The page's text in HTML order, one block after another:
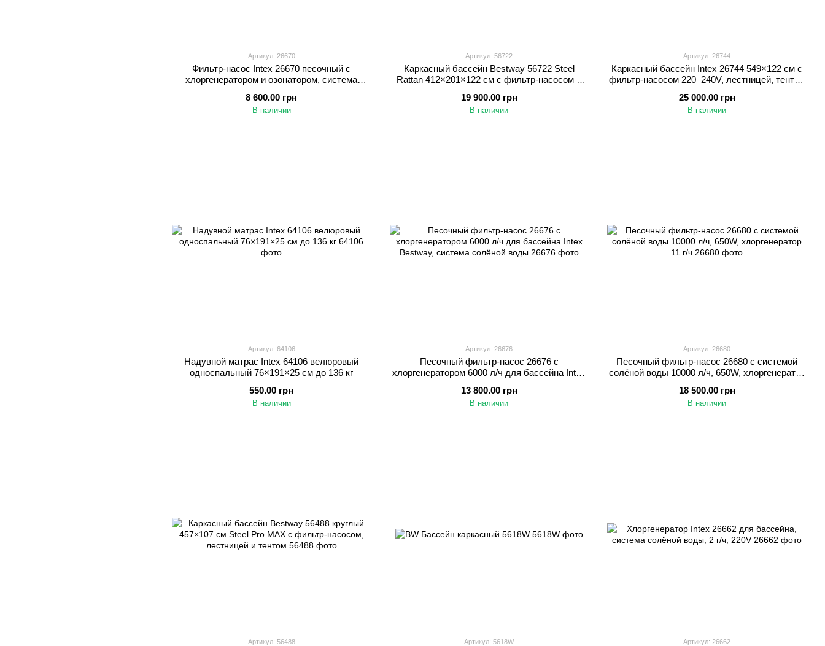
Артикул: 26670
Фильтр-насос Intex 26670 песочный с
хлоргенератором и озонатором, система
8 600.00 грн
В наличии
Артикул: 56722
Каркасный бассейн Bestway 56722 Steel
Rattan 412×201×122 см с фильтр-насосом и
19 900.00 грн
В наличии
Артикул: 26744
Каркасный бассейн Intex 26744 549×122 см с
фильтр-насосом 220–240V, лестницей, тентом
25 000.00 грн
В наличии
Артикул: 64106
Надувной матрас Intex 64106 велюровый
односпальный 76×191×25 см до 136 кг
550.00 грн
В наличии
Артикул: 26676
Песочный фильтр-насос 26676 с
хлоргенератором 6000 л/ч для бассейна Intex
13 800.00 грн
В наличии
Артикул: 26680
Песочный фильтр-насос 26680 с системой
солёной воды 10000 л/ч, 650W, хлоргенератор
18 500.00 грн
В наличии
Артикул: 56488 Артикул: 5618W Артикул: 26662